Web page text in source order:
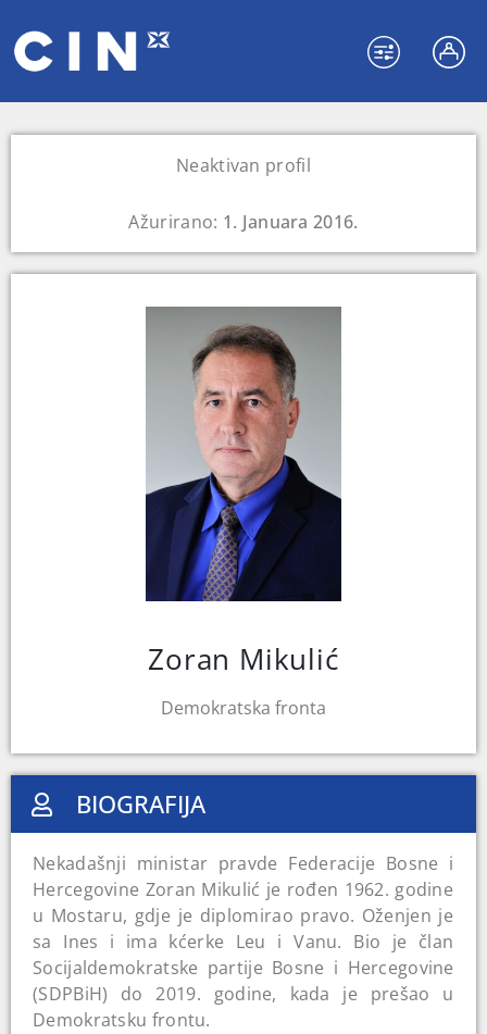
Neaktivan profil
Ažurirano: 1. Januara 2016.
Zoran Mikulić
Demokratska fronta
BIOGRAFIJA
Nekadašnji ministar pravde Federacije Bosne i
Hercegovine Zoran Mikulić je rođen 1962. godine
u Mostaru, gdje je diplomirao pravo. Oženjen je
sa Ines i ima kćerke Leu i Vanu. Bio je član
Socijaldemokratske partije Bosne i Hercegovine
(SDPBiH) do 2019. godine, kada je prešao u
Demokratsku frontu.